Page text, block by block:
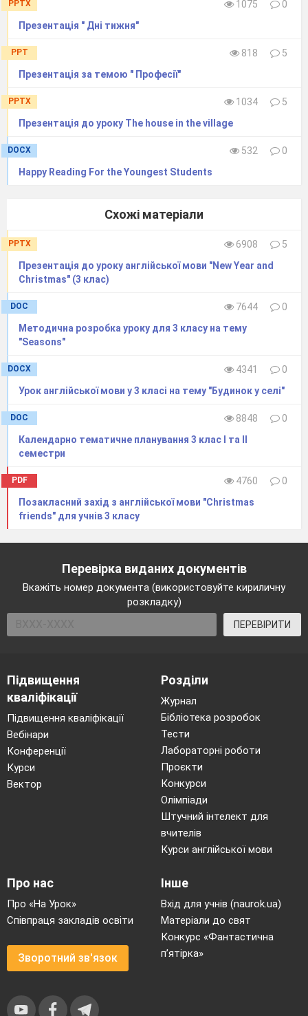
PPTX 1075
0
Презентація " Дні тижня"
PPT 818
5
Презентація за темою " Професії"
PPTX 1034
5
Презентація до уроку The house in the village
DOCX 532
0
Happy Reading For the Youngest Students
Схожі матеріали
PPTX 6908
5
Презентація до уроку англійської мови "New Year and
Christmas" (3 клас)
DOC 7644
0
Методична розробка уроку для 3 класу на тему
"Seasons"
DOCX 4341
0
Урок англійської мови у 3 класі на тему "Будинок у селі"
DOC 8848
0
Календарно тематичне планування 3 клас І та ІІ
семестри
PDF 4760
0
Позакласний захід з англійської мови "Christmas
friends" для учнів 3 класу
Перевірка виданих документів
Вкажіть номер документа (використовуйте кириличну
розкладку)
ПЕРЕВІРИТИ
Підвищення
кваліфікації
Підвищення кваліфікації
Вебінари
Конференції
Курси
Вектор
Розділи
Журнал
Бібліотека розробок
Тести
Лабораторні роботи
Проєкти
Конкурси
Олімпіади
Штучний інтелект для
вчителів
Курси англійської мови
Про нас
Про «На Урок»
Співпраця закладів освіти
Зворотний зв'язок
Інше
Вхід для учнів (naurok.ua)
Матеріали до свят
Конкурс «Фантастична
п’ятірка»